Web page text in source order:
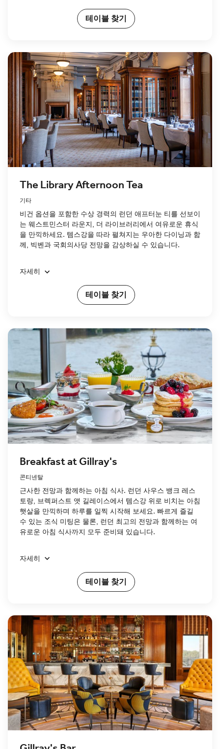
테이블 찾기
The Library Afternoon Tea
기타
비건 옵션을 포함한 수상 경력의 런던 애프터눈 티를 선보이
는 웨스트민스터 라운지, 더 라이브러리에서 여유로운 휴식
을 만끽하세요. 템스강을 따라 펼쳐지는 우아한 다이닝과 함
께, 빅벤과 국회의사당 전망을 감상하실 수 있습니다.
자세히
테이블 찾기
Breakfast at Gillray's
콘티넨탈
근사한 전망과 함께하는 아침 식사. 런던 사우스 뱅크 레스
토랑, 브렉퍼스트 앳 길레이스에서 템스강 위로 비치는 아침
햇살을 만끽하며 하루를 일찍 시작해 보세요. 빠르게 즐길
수 있는 조식 미팅은 물론, 런던 최고의 전망과 함께하는 여
유로운 아침 식사까지 모두 준비돼 있습니다.
자세히
테이블 찾기